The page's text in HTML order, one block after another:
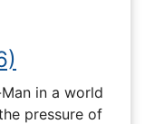
in a world
pressure of